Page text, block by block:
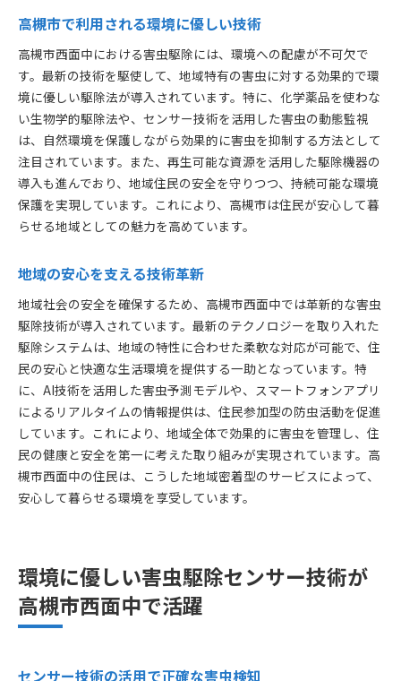
高槻市西面中の住民が知っておくべき害虫駆除の最新
害虫駆除に関する最新の知識
住民に知ってほしい駆除のポイント
高槻市での最新の駆除技術情報
害虫駆除に役立つ豆知識
住民参加型の害虫管理の重要性
最新情報を元にした効果的な対策
高槻市で利用される環境に優しい技術
高槻市西面中における害虫駆除には、環境への配慮が不可欠で
す。最新の技術を駆使して、地域特有の害虫に対する効果的で環
境に優しい駆除法が導入されています。特に、化学薬品を使わな
い生物学的駆除法や、センサー技術を活用した害虫の動態監視
は、自然環境を保護しながら効果的に害虫を抑制する方法として
注目されています。また、再生可能な資源を活用した駆除機器の
導入も進んでおり、地域住民の安全を守りつつ、持続可能な環境
保護を実現しています。これにより、高槻市は住民が安心して暮
らせる地域としての魅力を高めています。
地域の安心を支える技術革新
地域社会の安全を確保するため、高槻市西面中では革新的な害虫
駆除技術が導入されています。最新のテクノロジーを取り入れた
駆除システムは、地域の特性に合わせた柔軟な対応が可能で、住
民の安心と快適な生活環境を提供する一助となっています。特
に、AI技術を活用した害虫予測モデルや、スマートフォンアプリ
によるリアルタイムの情報提供は、住民参加型の防虫活動を促進
しています。これにより、地域全体で効果的に害虫を管理し、住
民の健康と安全を第一に考えた取り組みが実現されています。高
槻市西面中の住民は、こうした地域密着型のサービスによって、
安心して暮らせる環境を享受しています。
環境に優しい害虫駆除センサー技術が
高槻市西面中で活躍
センサー技術の活用で正確な害虫検知